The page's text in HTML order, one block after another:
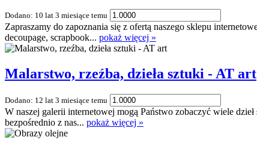
Dodano: 10 lat 3 miesiące temu
Zapraszamy do zapoznania się z ofertą naszego sklepu
decoupage, scrapbook... pokaż więcej »
Malarstwo, rzeźba, dzieła sztuki - AT art
Dodano: 12 lat 3 miesiące temu
W naszej galerii internetowej mogą Państwo zobaczyć wiele
bezpośrednio z nas... pokaż więcej »